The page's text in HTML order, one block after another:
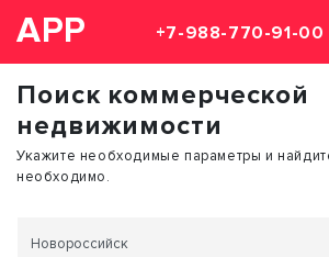
АРР +7-988-770-91-00
Поиск коммерческой
недвижимости
Укажите необходимые параметры и
необходимо.
Новороссийск